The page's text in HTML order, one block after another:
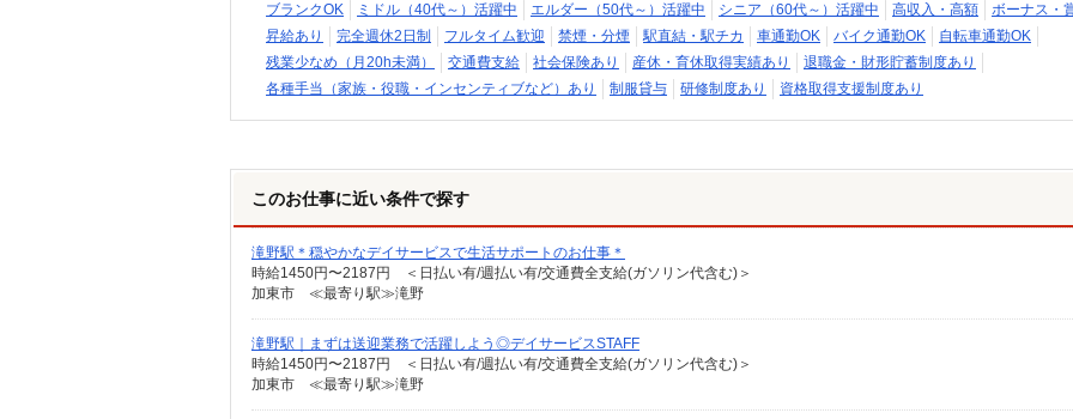
ブランクOK
ミドル（40代～）活躍中 エルダー（50代～）活躍中 シニア（60代～）活躍中 高収入・高額
ボーナス・
昇給あり
完全週休2日制 フルタイム歓迎 禁煙・分煙 駅直結・駅チカ 車通勤OK バイク通勤OK
自転車通勤OK
残業少なめ（月20h未満）
交通費支給 社会保険あり 産休・育休取得実績あり
退職金・財形貯蓄制度あり
各種手当（家族・役職・インセンティブなど）あり
制服貸与 研修制度あり 資格取得支援制度あり
このお仕事に近い条件で探す
滝野駅＊穏やかなデイサービスで生活サポートのお仕事＊
時給1450円〜2187円 ＜日払い有/週払い有/交通費全支給(ガソリン代含む)＞
加東市 ≪最寄り駅≫滝野
滝野駅｜まずは送迎業務で活躍しよう◎デイサービスSTAFF
時給1450円〜2187円 ＜日払い有/週払い有/交通費全支給(ガソリン代含む)＞
加東市 ≪最寄り駅≫滝野